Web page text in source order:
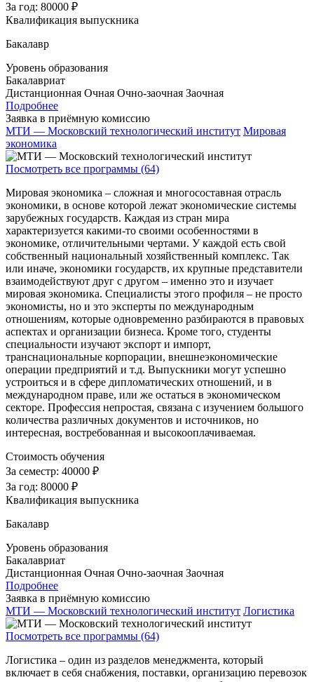
За год: 80000 ₽
Квалификация выпускника
Бакалавр
Уровень образования
Бакалавриат
Дистанционная Очная Очно-заочная Заочная
Подробнее
Заявка в приёмную комиссию
МТИ — Московский технологический институт Мировая
экономика
Посмотреть все программы (64)
Мировая экономика – сложная и многосоставная отрасль
экономики, в основе которой лежат экономические системы
зарубежных государств. Каждая из стран мира
характеризуется какими-то своими особенностями в
экономике, отличительными чертами. У каждой есть свой
собственный национальный хозяйственный комплекс. Так
или иначе, экономики государств, их крупные представители
взаимодействуют друг с другом – именно это и изучает
мировая экономика. Специалисты этого профиля – не просто
экономисты, но и это эксперты по международным
отношениям, которые одновременно разбираются в правовых
аспектах и организации бизнеса. Кроме того, студенты
специальности изучают экспорт и импорт,
транснациональные корпорации, внешнеэкономические
операции предприятий и т.д. Выпускники могут успешно
устроиться и в сфере дипломатических отношений, и в
международном праве, или же остаться в экономическом
секторе. Профессия непростая, связана с изучением большого
количества различных документов и источников, но
интересная, востребованная и высокооплачиваемая.
Стоимость обучения
За семестр: 40000 ₽
За год: 80000 ₽
Квалификация выпускника
Бакалавр
Уровень образования
Бакалавриат
Дистанционная Очная Очно-заочная Заочная
Подробнее
Заявка в приёмную комиссию
МТИ — Московский технологический институт Логистика
Посмотреть все программы (64)
Логистика – один из разделов менеджмента, который
включает в себя снабжения, поставки, организацию перевозок